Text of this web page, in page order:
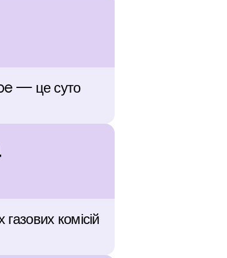
— це суто
комісій